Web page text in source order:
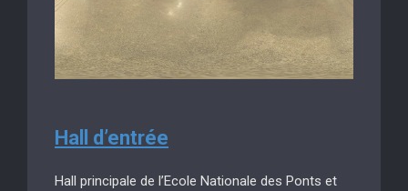
Hall d’entrée
Hall principale de l’Ecole Nationale des Ponts et